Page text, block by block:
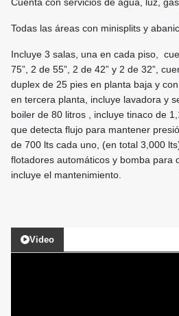
Todas las áreas con minisplits y
Incluye 3 salas, una en cada piso,
75”, 2 de 55”, 2 de 42” y 2 de 32”,
duplex de 25 pies en planta baja y
en tercera planta, incluye lavadora y
boiler de 80 litros , incluye tinaco de
que detecta flujo para mantener
de 700 lts cada uno, (en total 3,000
flotadores automáticos y bomba para
incluye el mantenimiento.
Video